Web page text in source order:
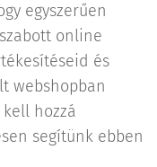
egyszerűen
online
és
webshopban
hozzá
segítünk ebben